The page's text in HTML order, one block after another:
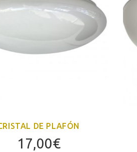
DE PLAFÓN
17,00€